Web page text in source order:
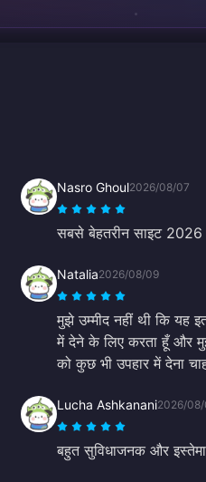
Nasro Ghoul2026/08/07
सबसे बेहतरीन साइट
Natalia2026/08/09
मुझे उम्मीद नहीं थी कि यह
में देने के लिए करता हूँ और
को कुछ भी उपहार में देना
Lucha Ashkanani2026/
बहुत सुविधाजनक और